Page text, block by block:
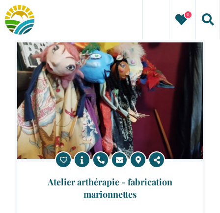
Passer
au
contenu
0
Atelier arthérapie - fabrication
marionnettes